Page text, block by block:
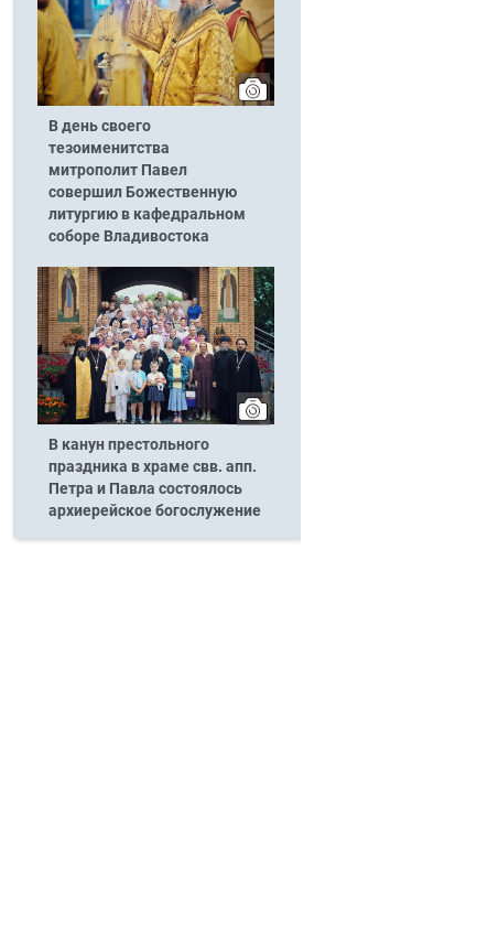
В день своего
тезоименитства
митрополит Павел
совершил Божественную
литургию в кафедральном
соборе Владивостока
В канун престольного
праздника в храме свв. апп.
Петра и Павла состоялось
архиерейское богослужение